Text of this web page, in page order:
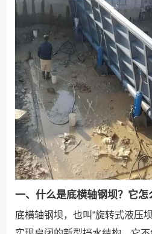
一、什么是底横轴钢坝？它怎
底横轴钢坝，也叫“旋转式液压